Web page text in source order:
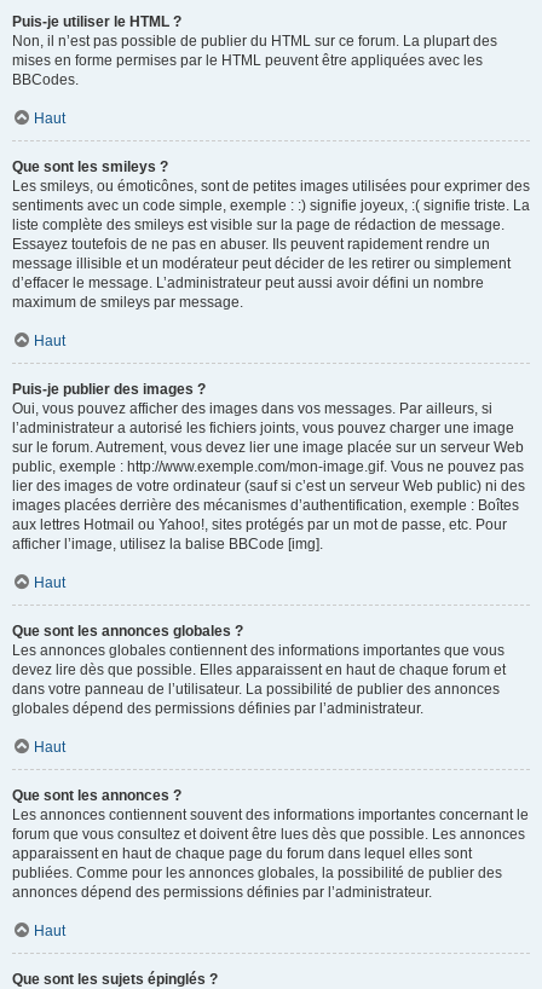
Puis-je utiliser le HTML ?
Non, il n’est pas possible de publier du HTML sur ce forum. La plupart des
mises en forme permises par le HTML peuvent être appliquées avec les
BBCodes.
Haut
Que sont les smileys ?
Les smileys, ou émoticônes, sont de petites images utilisées pour exprimer des
sentiments avec un code simple, exemple : :) signifie joyeux, :( signifie triste. La
liste complète des smileys est visible sur la page de rédaction de message.
Essayez toutefois de ne pas en abuser. Ils peuvent rapidement rendre un
message illisible et un modérateur peut décider de les retirer ou simplement
d’effacer le message. L’administrateur peut aussi avoir défini un nombre
maximum de smileys par message.
Haut
Puis-je publier des images ?
Oui, vous pouvez afficher des images dans vos messages. Par ailleurs, si
l’administrateur a autorisé les fichiers joints, vous pouvez charger une image
sur le forum. Autrement, vous devez lier une image placée sur un serveur Web
public, exemple : http://www.exemple.com/mon-image.gif. Vous ne pouvez pas
lier des images de votre ordinateur (sauf si c’est un serveur Web public) ni des
images placées derrière des mécanismes d’authentification, exemple : Boîtes
aux lettres Hotmail ou Yahoo!, sites protégés par un mot de passe, etc. Pour
afficher l’image, utilisez la balise BBCode [img].
Haut
Que sont les annonces globales ?
Les annonces globales contiennent des informations importantes que vous
devez lire dès que possible. Elles apparaissent en haut de chaque forum et
dans votre panneau de l’utilisateur. La possibilité de publier des annonces
globales dépend des permissions définies par l’administrateur.
Haut
Que sont les annonces ?
Les annonces contiennent souvent des informations importantes concernant le
forum que vous consultez et doivent être lues dès que possible. Les annonces
apparaissent en haut de chaque page du forum dans lequel elles sont
publiées. Comme pour les annonces globales, la possibilité de publier des
annonces dépend des permissions définies par l’administrateur.
Haut
Que sont les sujets épinglés ?